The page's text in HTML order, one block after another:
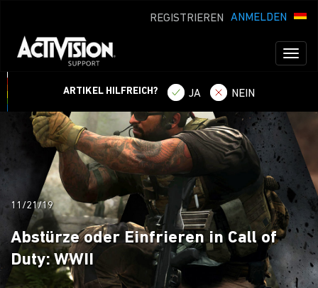
ANMELDEN
REGISTRIEREN
ARTIKEL HILFREICH? JA NEIN
11/21/19
Abstürze oder Einfrieren in Call of
Duty: WWII